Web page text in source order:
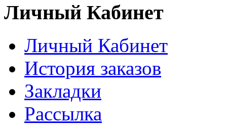
Личный Кабинет
Личный Кабинет
История заказов
Закладки
Рассылка